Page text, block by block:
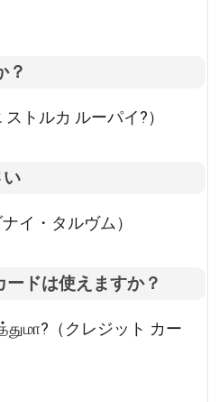
？
トルカ ルーパイ?）
イ・タルヴム）
ドは使えますか？
（クレジット カー